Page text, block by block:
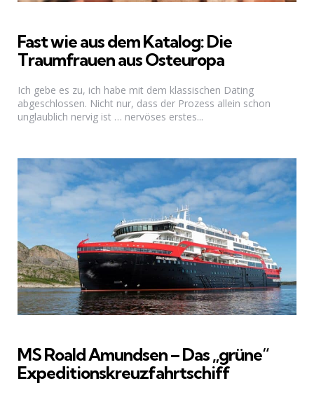
Fast wie aus dem Katalog: Die
Traumfrauen aus Osteuropa
Ich gebe es zu, ich habe mit dem klassischen Dating
abgeschlossen. Nicht nur, dass der Prozess allein schon
unglaublich nervig ist … nervöses erstes...
MS Roald Amundsen – Das „grüne“
Expeditionskreuzfahrtschiff